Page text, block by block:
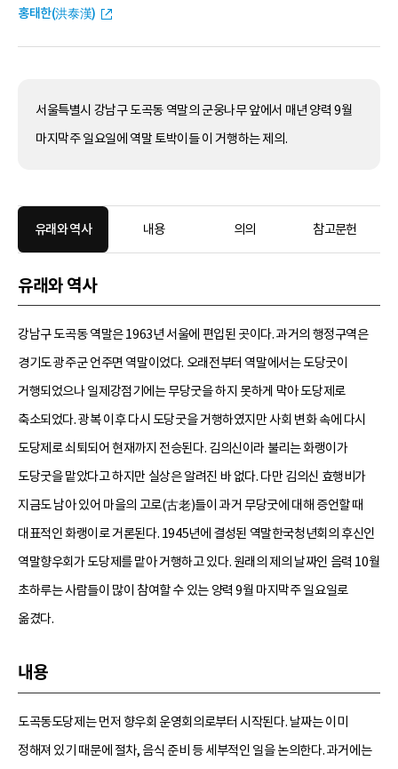
홍태한(洪泰漢)
서울특별시 강남구 도곡동 역말의 군웅나무 앞에서 매년 양력 9월
마지막주 일요일에 역말 토박이들 이 거행하는 제의.
유래와 역사 내용 의의 참고문헌
유래와 역사
강남구 도곡동 역말은 1963년 서울에 편입된 곳이다. 과거의 행정구역은
경기도 광주군 언주면 역말이었다. 오래전부터 역말에서는 도당굿이
거행되었으나 일제강점기에는 무당굿을 하지 못하게 막아 도당제로
축소되었다. 광복 이후 다시 도당굿을 거행하였지만 사회 변화 속에 다시
도당제로 쇠퇴되어 현재까지 전승된다. 김의신이라 불리는 화랭이가
도당굿을 맡았다고 하지만 실상은 알려진 바 없다. 다만 김의신 효행비가
지금도 남아 있어 마을의 고로(古老)들이 과거 무당굿에 대해 증언할 때
대표적인 화랭이로 거론된다. 1945년에 결성된 역말한국청년회의 후신인
역말향우회가 도당제를 맡아 거행하고 있다. 원래의 제의 날짜인 음력 10월
초하루는 사람들이 많이 참여할 수 있는 양력 9월 마지막주 일요일로
옮겼다.
내용
도곡동도당제는 먼저 향우회 운영회의로부터 시작된다. 날짜는 이미
정해져 있기 때문에 절차, 음식 준비 등 세부적인 일을 논의한다. 과거에는